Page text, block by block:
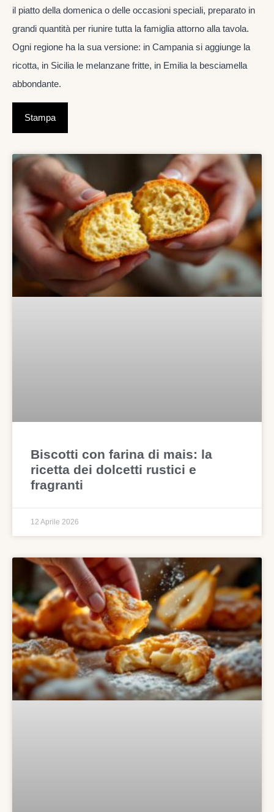
Biscotti con farina di mais: la
ricetta dei dolcetti rustici e
fragranti
12 Aprile 2026
il piatto della domenica o delle occasioni speciali, preparato in
grandi quantità per riunire tutta la famiglia attorno alla tavola.
Ogni regione ha la sua versione: in Campania si aggiunge la
ricotta, in Sicilia le melanzane fritte, in Emilia la besciamella
abbondante.
Stampa